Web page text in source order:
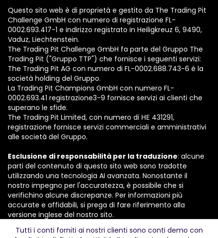
Questo sito web è di proprietà e gestito da The Trading Pit
Challenge GmbH con numero di registrazione FL-
0002.693.417-1 e indirizzo registrato in Heiligkreuz 6, 9490,
Vaduz, Liechtenstein.
The Trading Pit Challenge GmbH fa parte del Gruppo The
Trading Pit ("Gruppo TTP") che fornisce i seguenti servizi:
The Trading Pit AG con numero di FL-0002.688.743-6 è la
società holding del Gruppo.
La Trading Pit Champions GmbH con numero FL-
0002.693.41 registrazione3-9 fornisce servizi ai clienti che
superano le sfide.
The Trading Pit Limited, con numero di ΗΕ 431291,
registrazione fornisce servizi commerciali e amministrativi
alle società del Gruppo.
Esclusione di responsabilità per la traduzione: alcune
parti del contenuto di questo sito web sono tradotte
utilizzando una tecnologia AI avanzata. Nonostante il
nostro impegno per l'accuratezza, è possibile che si
verifichino alcune discrepanze. Per informazioni più
accurate e affidabili, si prega di fare riferimento alla
versione inglese del nostro sito.
© 2026 The Trading Pit Challenge GmbH. Tutti i diritti
Tutti i conti forniti ai nostri clienti sono conti demo con